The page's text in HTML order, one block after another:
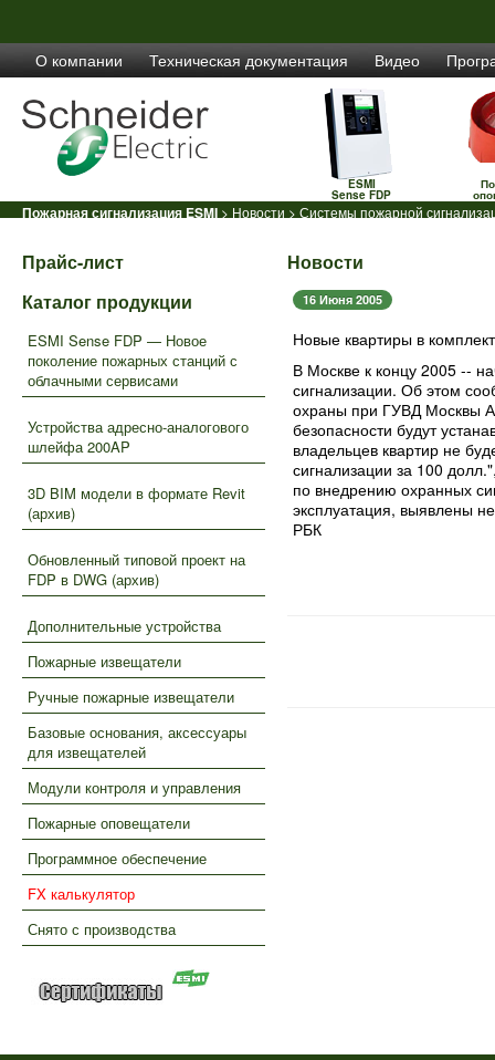
О компании Техническая документация Видео
ESMI
Sense FDP
Пожарная сигнализация ESMI > Новости > Системы пожарной
Прайс-лист
Каталог продукции
ESMI Sense FDP — Новое
поколение пожарных станций с
облачными сервисами
Устройства адресно-аналогового
шлейфа 200AP
3D BIM модели в формате Revit
(архив)
Обновленный типовой проект на
FDP в DWG (архив)
Дополнительные устройства
Пожарные извещатели
Ручные пожарные извещатели
Базовые основания, аксессуары
для извещателей
Модули контроля и управления
Пожарные оповещатели
Программное обеспечение
FX калькулятор
Снято с производства
Новости
16 Июня 2005
Новые квартиры в
В Москве к концу 2005 --
сигнализации. Об этом
охраны при ГУВД Москвы
безопасности будут
владельцев квартир не
сигнализации за 100
по внедрению охранных
эксплуатация, выявлены
РБК